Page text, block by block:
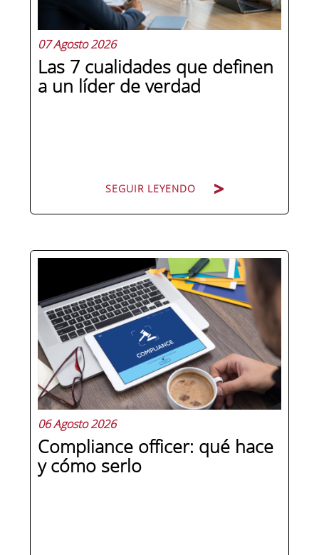
07 Agosto 2026
Las 7 cualidades que definen
a un líder de verdad
SEGUIR LEYENDO
Hay personas que ocupan puestos de
dirección y hay personas que lideran.
La diferencia no está en el cargo ni en
la antigüedad, sino en un conjunto de
competencias que se pueden
aprender, practicar y medir. Si te
preguntas qué separa a un directivo...
06 Agosto 2026
Compliance officer: qué hace
y cómo serlo